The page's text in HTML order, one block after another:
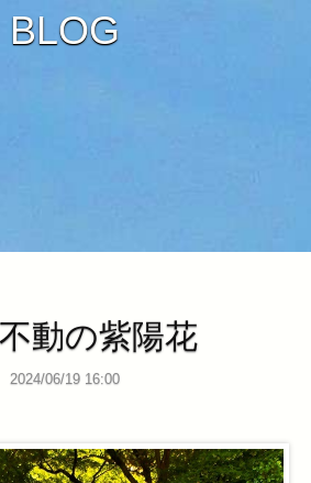
Discography
BLOG
動の紫陽花
2024/06/19 16:00